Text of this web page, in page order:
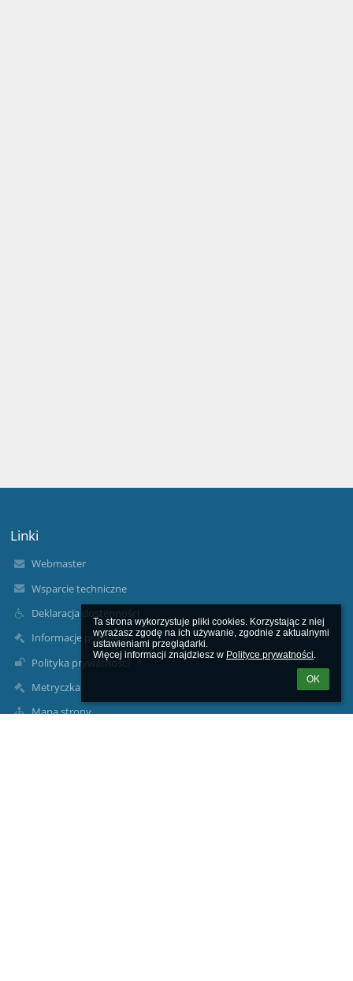
Ta strona wykorzystuje pliki cookies. Korzystając z niej
wyrażasz zgodę na ich używanie, zgodnie z aktualnymi
ustawieniami przeglądarki.
Więcej informacji znajdziesz w Polityce prywatności.
OK
Linki
Webmaster
Wsparcie techniczne
Deklaracja dostępności
Informacje prawne
Polityka prywatności
Metryczka
Mapa strony